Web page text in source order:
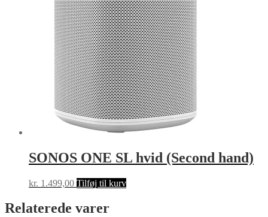
SONOS ONE SL hvid (Second hand)
kr. 1.499,00 Tilføj til kurv
Relaterede varer